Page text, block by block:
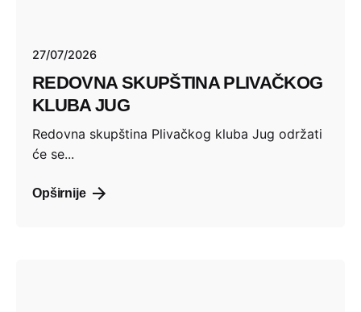
27/07/2026
REDOVNA SKUPŠTINA PLIVAČKOG
KLUBA JUG
Redovna skupština Plivačkog kluba Jug održati
će se...
Opširnije